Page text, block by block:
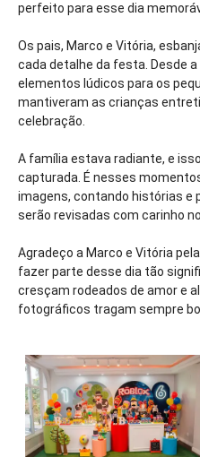
perfeito para esse dia
Os pais, Marco e Vitória,
cada detalhe da festa. Desde
elementos lúdicos para os
mantiveram as crianças
celebração.
A família estava radiante, e
capturada. É nesses
imagens, contando histórias e
serão revisadas com carinho
Agradeço a Marco e Vitória
fazer parte desse dia tão
cresçam rodeados de amor e
fotográficos tragam sempre